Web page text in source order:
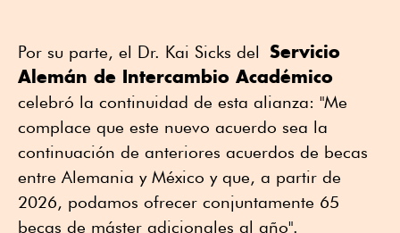
Por su parte, el Dr. Kai Sicks del Servicio
Alemán de Intercambio Académico
celebró la continuidad de esta alianza: "Me
complace que este nuevo acuerdo sea la
continuación de anteriores acuerdos de becas
entre Alemania y México y que, a partir de
2026, podamos ofrecer conjuntamente 65
becas de máster adicionales al año".